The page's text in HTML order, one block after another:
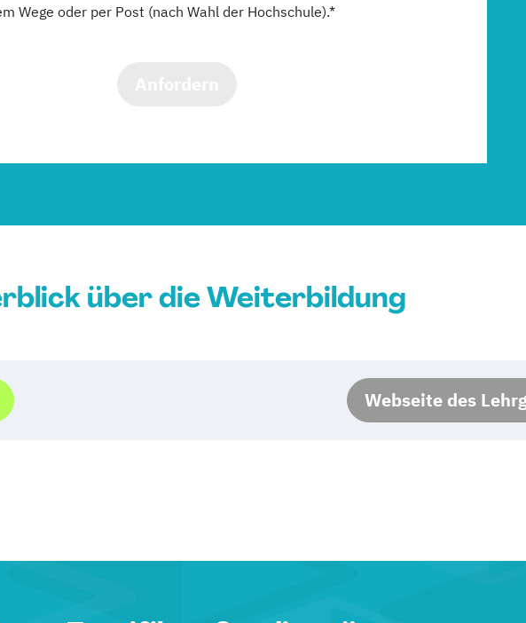
Wege oder per Post (nach Wahl der Hochschule).*
über die Weiterbildung
Webseite des